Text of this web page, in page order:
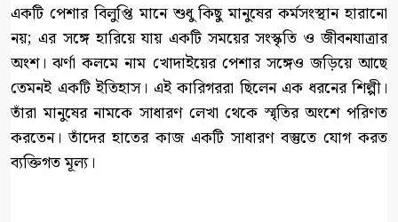
একটি পেশার বিলুপ্তি মানে শুধু কিছু মানুষের কর্মসংস্থান হারানো
নয়; এর সঙ্গে হারিয়ে যায় একটি সময়ের সংস্কৃতি ও জীবনযাত্রার
অংশ। ঝর্ণা কলমে নাম খোদাইয়ের পেশার সঙ্গেও জড়িয়ে আছে
তেমনই একটি ইতিহাস। এই কারিগররা ছিলেন এক ধরনের শিল্পী।
তাঁরা মানুষের নামকে সাধারণ লেখা থেকে স্মৃতির অংশে পরিণত
করতেন। তাঁদের হাতের কাজ একটি সাধারণ বস্তুতে যোগ করত
ব্যক্তিগত মূল্য।